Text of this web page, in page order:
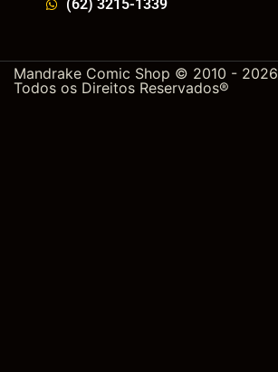
(62) 3215-1339
Mandrake Comic Shop © 2010 - 2026
Todos os Direitos Reservados®